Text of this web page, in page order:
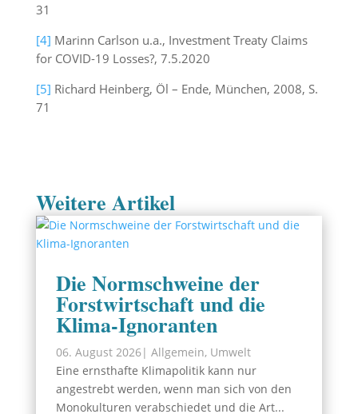
31
[4] Marinn Carlson u.a., Investment Treaty Claims
for COVID-19 Losses?, 7.5.2020
[5] Richard Heinberg, Öl – Ende, München, 2008, S.
71
Weitere Artikel
Die Normschweine der
Forstwirtschaft und die
Klima-Ignoranten
06. August 2026| Allgemein, Umwelt
Eine ernsthafte Klimapolitik kann nur
angestrebt werden, wenn man sich von den
Monokulturen verabschiedet und die Art...